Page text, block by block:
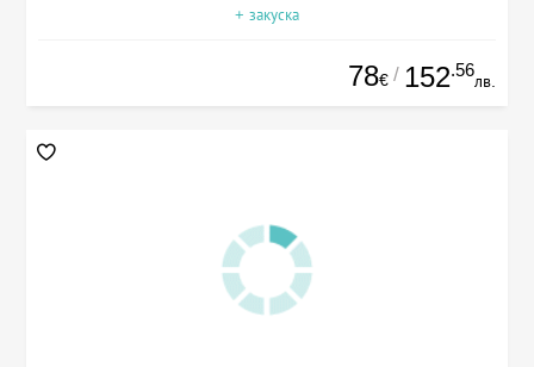
+ закуска
78€ / 152.56
лв.